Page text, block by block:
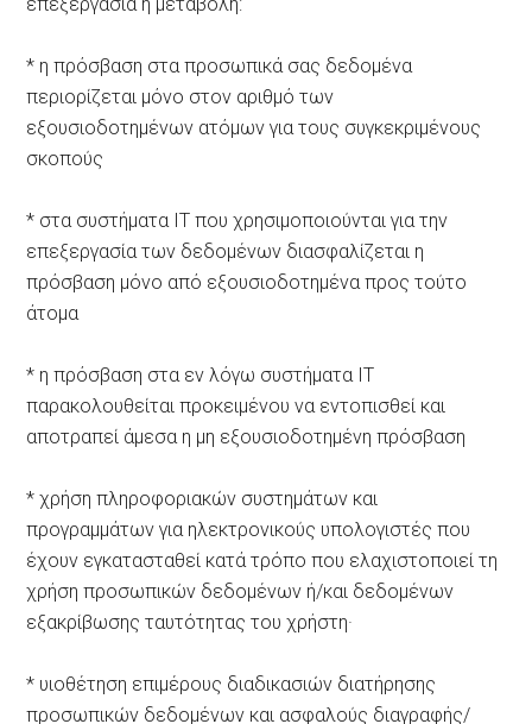
* η πρόσβαση στα προσωπικά σας δεδομένα
περιορίζεται μόνο στον αριθμό των
εξουσιοδοτημένων ατόμων για τους συγκεκριμένους
σκοπούς
* στα συστήματα IT που χρησιμοποιούνται για την
επεξεργασία των δεδομένων διασφαλίζεται η
πρόσβαση μόνο από εξουσιοδοτημένα προς τούτο
άτομα
* η πρόσβαση στα εν λόγω συστήματα IT
παρακολουθείται προκειμένου να εντοπισθεί και
αποτραπεί άμεσα η μη εξουσιοδοτημένη πρόσβαση
* χρήση πληροφοριακών συστημάτων και
προγραμμάτων για ηλεκτρονικούς υπολογιστές που
έχουν εγκατασταθεί κατά τρόπο που ελαχιστοποιεί τη
χρήση προσωπικών δεδομένων ή/και δεδομένων
εξακρίβωσης ταυτότητας του χρήστη·
* υιοθέτηση επιμέρους διαδικασιών διατήρησης
προσωπικών δεδομένων και ασφαλούς διαγραφής/